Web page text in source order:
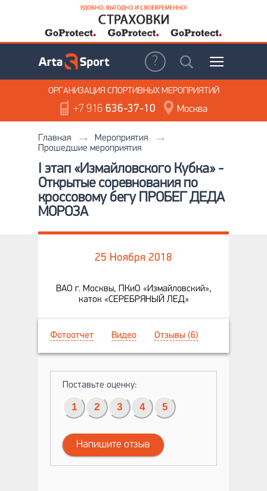
ОРГАНИЗАЦИЯ СПОРТИВНЫХ МЕРОПРИЯТИЙ
+7 916636-37-10 Москва
Главная
Мероприятия
Прошедшие мероприятия
I этап «Измайловского Кубка» -
Открытые соревнования по
кроссовому бегу ПРОБЕГ ДЕДА
МОРОЗА
25 Ноября 2018
ВАО г. Москвы, ПКиО «Измайловский»,
каток «СЕРЕБРЯНЫЙ ЛЕД»
Фотоотчет Видео Отзывы (6)
Поставьте оценку:
1 2 3 4 5
Напишите отзыв